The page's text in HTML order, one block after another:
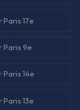
17e
Paris 9e
14e
13e